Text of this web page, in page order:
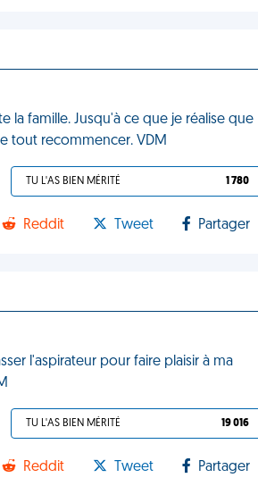
la famille. Jusqu'à ce que je réalise que
tout recommencer. VDM
TU L'AS BIEN MÉRITÉ 1 780
Reddit Tweet Partager
l'aspirateur pour faire plaisir à ma
TU L'AS BIEN MÉRITÉ 19 016
Reddit Tweet Partager